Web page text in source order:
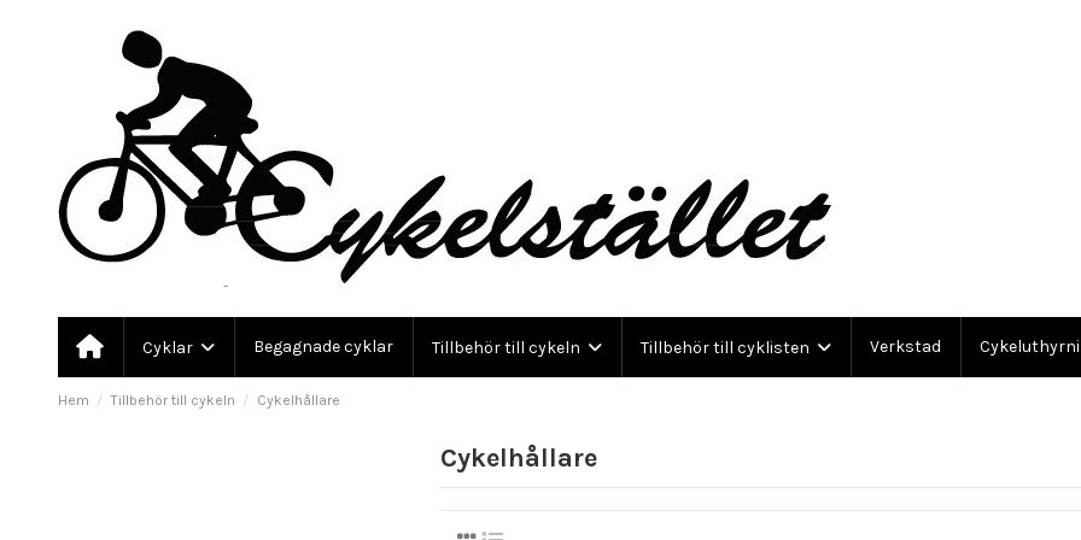
Cyklar Begagnade cyklar Tillbehör till cykeln Tillbehör till cyklisten Verkstad
Hem Tillbehör till cykeln Cykelhållare
Cykelhållare